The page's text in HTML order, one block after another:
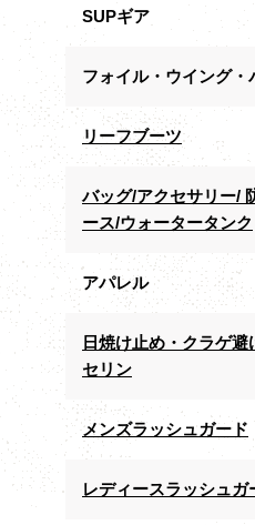
SUPギア
フォイル・ウイング・
リーフブーツ
バッグ/アクセサリー/
ース/ウォータータンク
アパレル
日焼け止め・クラゲ避
セリン
メンズラッシュガード
レディースラッシュガ